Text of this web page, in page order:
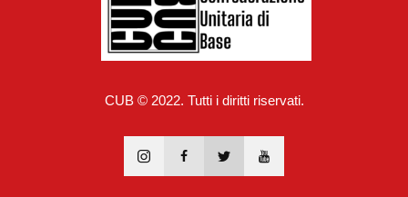
CUB © 2022. Tutti i diritti riservati.